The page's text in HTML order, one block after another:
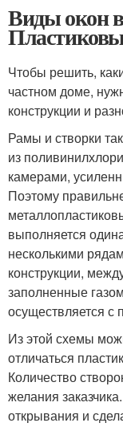
Виды окон
Чтобы решить,
частном доме,
конструкции и
Рамы и створки
из
камерами,
Поэтому
выполняется
несколькими
конструкции,
заполненные
осуществляется
Из этой схемы
отличаться
Количество
желания
открывания и